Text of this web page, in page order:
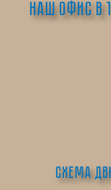
Наш офис в
Схема